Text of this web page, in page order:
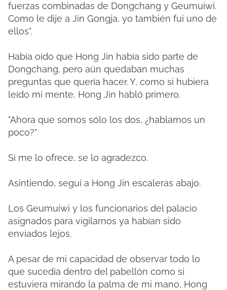
fuerzas combinadas de Dongchang y Geumuiwi.
Como le dije a Jin Gongja, yo también fui uno de
ellos".
Había oído que Hong Jin había sido parte de
Dongchang, pero aún quedaban muchas
preguntas que quería hacer. Y, como si hubiera
leído mi mente, Hong Jin habló primero.
"Ahora que somos sólo los dos, ¿hablamos un
poco?"
Si me lo ofrece, se lo agradezco.
Asintiendo, seguí a Hong Jin escaleras abajo.
Los Geumuiwi y los funcionarios del palacio
asignados para vigilarnos ya habían sido
enviados lejos.
A pesar de mi capacidad de observar todo lo
que sucedía dentro del pabellón como si
estuviera mirando la palma de mi mano, Hong